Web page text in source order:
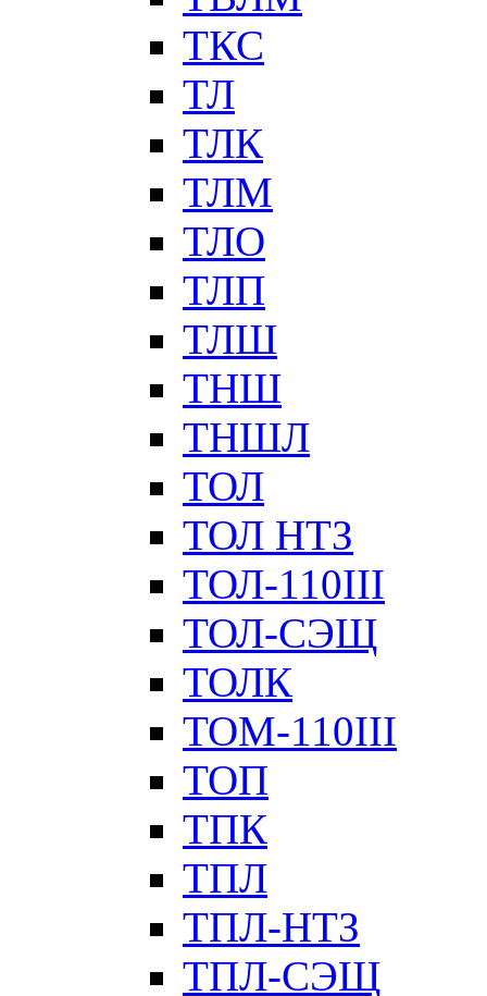
ТКС
ТЛ
ТЛК
ТЛМ
ТЛО
ТЛП
ТЛШ
ТНШ
ТНШЛ
ТОЛ
ТОЛ НТЗ
ТОЛ-110III
ТОЛ-СЭЩ
ТОЛК
ТОМ-110III
ТОП
ТПК
ТПЛ
ТПЛ-НТЗ
ТПЛ-СЭЩ